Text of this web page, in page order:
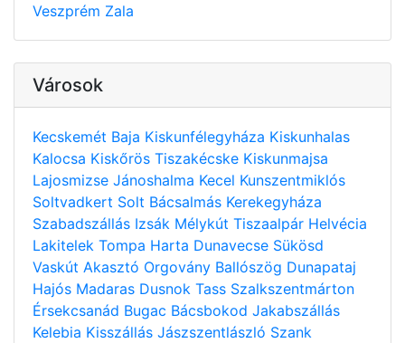
Veszprém Zala
Városok
Kecskemét Baja Kiskunfélegyháza Kiskunhalas
Kalocsa Kiskőrös Tiszakécske Kiskunmajsa
Lajosmizse Jánoshalma Kecel Kunszentmiklós
Soltvadkert Solt Bácsalmás Kerekegyháza
Szabadszállás Izsák Mélykút Tiszaalpár Helvécia
Lakitelek Tompa Harta Dunavecse Sükösd
Vaskút Akasztó Orgovány Ballószög Dunapataj
Hajós Madaras Dusnok Tass Szalkszentmárton
Érsekcsanád Bugac Bácsbokod Jakabszállás
Kelebia Kisszállás Jászszentlászló Szank